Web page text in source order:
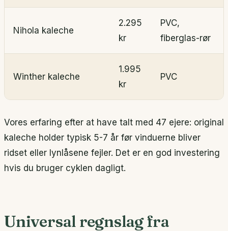
Nihola kaleche
2.295
kr
PVC,
fiberglas-rør
Winther kaleche
1.995
kr
PVC
Vores erfaring efter at have talt med 47 ejere: original
kaleche holder typisk 5-7 år før vinduerne bliver
ridset eller lynlåsene fejler. Det er en god investering
hvis du bruger cyklen dagligt.
Universal regnslag fra